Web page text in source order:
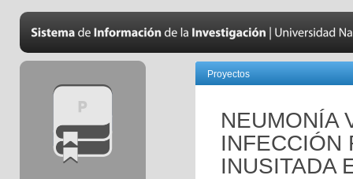
Proyectos
NEUMONÍA
INFECCIÓN
INUSITADA